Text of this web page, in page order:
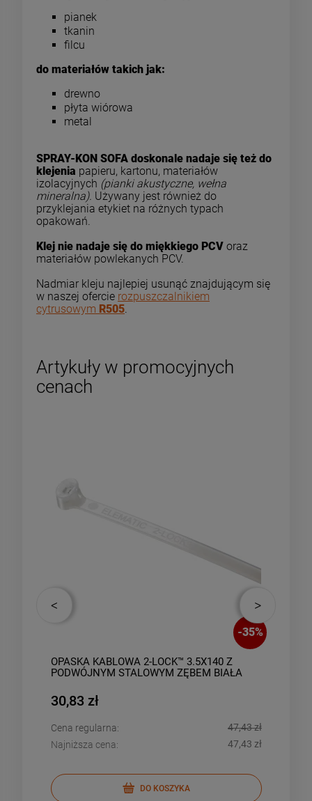
pianek
tkanin
filcu
do materiałów takich jak:
drewno
płyta wiórowa
metal
SPRAY-KON SOFA doskonale nadaje się też do
klejenia papieru, kartonu, materiałów
izolacyjnych (pianki akustyczne, wełna
mineralna). Używany jest również do
przyklejania etykiet na różnych typach
opakowań.
Klej nie nadaje się do miękkiego PCV oraz
materiałów powlekanych PCV.
Nadmiar kleju najlepiej usunąć znajdującym się
w naszej ofercie rozpuszczalnikiem
cytrusowym R505.
Artykuły w promocyjnych
cenach
-35%
OPASKA KABLOWA 2-LOCK™ 3.5X140 Z
PODWÓJNYM STALOWYM ZĘBEM BIAŁA
30,83 zł
Cena regularna:
47,43 zł
Najniższa cena:
47,43 zł
DO KOSZYKA